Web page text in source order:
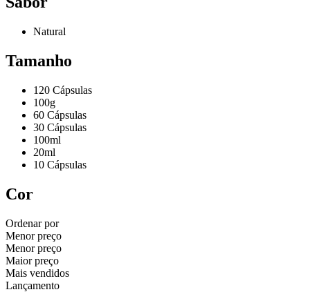
Natural
Tamanho
120 Cápsulas
100g
60 Cápsulas
30 Cápsulas
100ml
20ml
10 Cápsulas
Cor
Ordenar por
Menor preço
Menor preço
Maior preço
Mais vendidos
Lançamento